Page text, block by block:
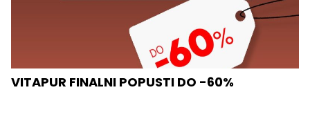
VITAPUR FINALNI POPUSTI DO -60%